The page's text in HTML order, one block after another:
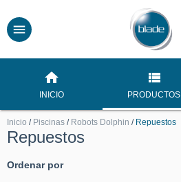
INICIO PRODUCTOS
Inicio / Piscinas / Robots Dolphin / Repuestos
Repuestos
Ordenar por